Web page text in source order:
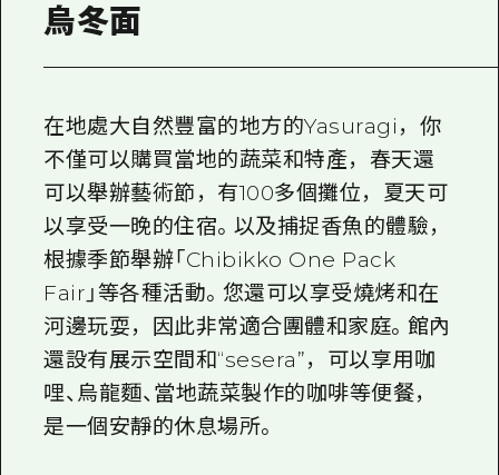
廣島視頻
常見問題
照片下載
災難發生期間的交通資訊
廣島縣觀光宣傳冊
烏冬面
在地處大自然豐富的地方的Yasuragi，你
不僅可以購買當地的蔬菜和特產，春天還
可以舉辦藝術節，有100多個攤位，夏天可
以享受一晚的住宿。以及捕捉香魚的體驗，
根據季節舉辦「Chibikko One Pack
Fair」等各種活動。您還可以享受燒烤和在
河邊玩耍，因此非常適合團體和家庭。館內
還設有展示空間和“sesera”，可以享用咖
哩、烏龍麵、當地蔬菜製作的咖啡等便餐，
是一個安靜的休息場所。